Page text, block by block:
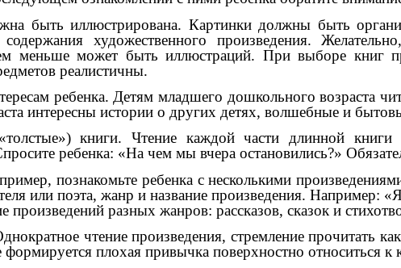
быть иллюстрирована. Картинки должны быть
художественного произведения.
меньше может быть иллюстраций. При выборе книг
реалистичны.
ребенка. Детям младшего дошкольного возраста
интересны истории о других детях, волшебные и
книги. Чтение каждой части длинной
ребенка: «На чем мы вчера остановились?»
познакомьте ребенка с несколькими
или поэта, жанр и название произведения.
разных жанров: рассказов, сказок и
чтение произведения, стремление прочитать
плохая привычка поверхностно относиться к